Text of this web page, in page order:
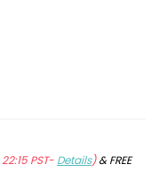
PST- Details)&FREE